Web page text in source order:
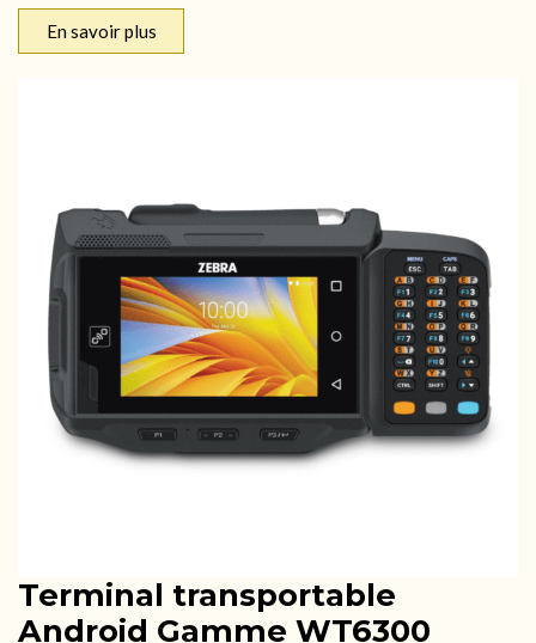
En savoir plus
Terminal transportable
Android Gamme WT6300